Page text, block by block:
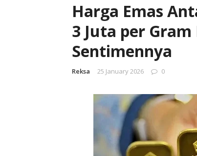
Harga Emas
3 Juta per
Sentimennya
Reksa 25 January 2026 0